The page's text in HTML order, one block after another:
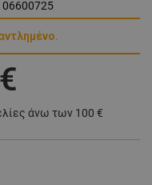
06600725
άνω των 100 €